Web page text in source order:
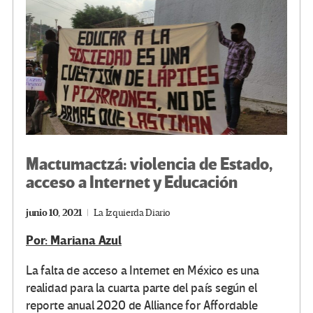
Mactumactzá: violencia de Estado,
acceso a Internet y Educación
junio 10, 2021 La Izquierda Diario
Por: Mariana Azul
La falta de acceso a Internet en México es una
realidad para la cuarta parte del país según el
reporte anual 2020 de Alliance for Affordable